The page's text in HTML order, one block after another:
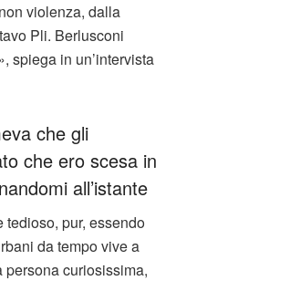
violenza, dalla
Pli. Berlusconi
spiega in un’intervista
che gli
che ero scesa in
all’istante
pur, essendo
da tempo vive a
persona curiosissima,